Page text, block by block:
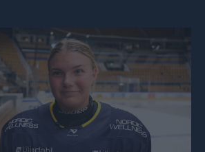
första träningsveckan Publicerad 2026-